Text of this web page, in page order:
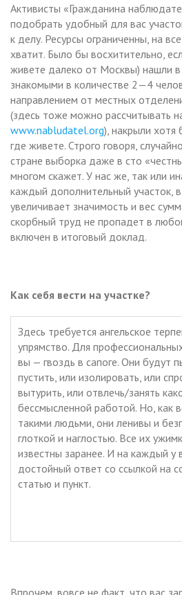
Активисты «Гражданина
подобрать удобный для вас
к делу. Ресурсы ограниченны, на
хватит. Было бы восхитительно,
живете далеко от Москвы) нашли в
знакомыми в количестве 2—4
направлением от местных
(здесь тоже можно рассчитывать
www.nabludatel.org), накрыли
где живете. Строго говоря,
стране выборка даже в сто
многом скажет. У нас же, так или
каждый дополнительный участок,
увеличивает значимость и вес
скорбный труд не пропадет в
включен в итоговый доклад.
Как себя вести на участке?
Здесь требуется ангельское
упрямство. Для
вы — гвоздь в сапоге. Они будут
пустить, или изолировать, или
вытурить, или отвлечь/занять
бессмысленной работой. Но, как
такими людьми, они ленивы и
глоткой и наглостью. Все их
известны заранее. И на каждый у
достойный ответ со ссылкой на
статью и пункт.
Впрочем, вовсе не факт, что вас